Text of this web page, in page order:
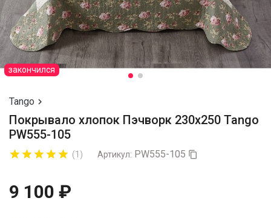
закончился
Tango 
Покрывало хлопок Пэчворк 230х250 Tango
PW555-105

 (1) Артикул: PW555-105 
9 100 ₽